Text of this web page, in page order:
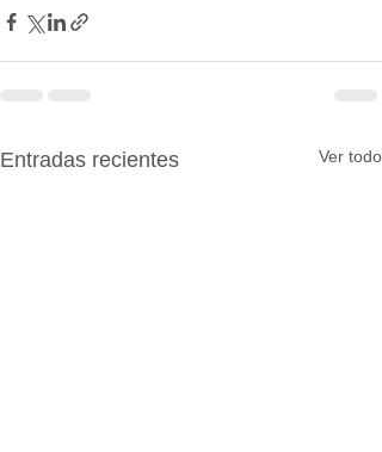
Entradas recientes Ver todo